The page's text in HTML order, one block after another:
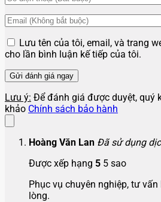
Lưu tên của tôi, email, và trang
cho lần bình luận kế tiếp của tôi.
Lưu ý: Để đánh giá được duyệt, quý
khảo Chính sách bảo hành
Hoàng Văn Lan Đã sử dụng
Được xếp hạng 5 5 sao
Phục vụ chuyên nghiệp, tư
lòng.